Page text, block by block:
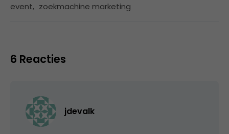
event, zoekmachine marketing
6 Reacties
jdevalk